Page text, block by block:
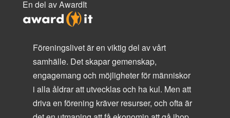
En del av AwardIt
Föreningslivet är en viktig del av vårt
samhälle. Det skapar gemenskap,
engagemang och möjligheter för människor
i alla åldrar att utvecklas och ha kul. Men att
driva en förening kräver resurser, och ofta är